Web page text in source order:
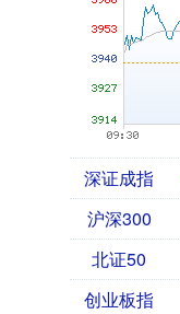
深证成指
沪深300
北证50
创业板指